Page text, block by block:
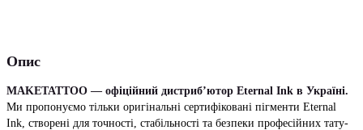
Опис
MAKETATTOO — офіційний дистриб’ютор Eternal Ink в Україні.
Ми пропонуємо тільки оригінальні сертифіковані пігменти Eternal
Ink, створені для точності, стабільності та безпеки професійних тату-